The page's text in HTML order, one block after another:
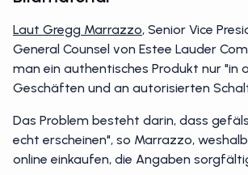
Laut Gregg Marrazzo, Senior Vice
General Counsel von Estee Lauder
man ein authentisches Produkt nur "in
Geschäften und an autorisierten
Das Problem besteht darin, dass
echt erscheinen", so Marrazzo,
online einkaufen, die Angaben